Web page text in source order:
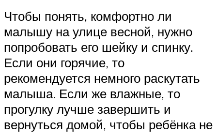
Чтобы понять, комфортно ли
малышу на улице весной, нужно
попробовать его шейку и спинку.
Если они горячие, то
рекомендуется немного раскутать
малыша. Если же влажные, то
прогулку лучше завершить и
вернуться домой, чтобы ребёнка не